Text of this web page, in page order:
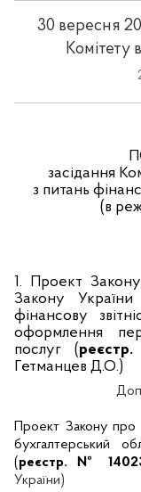
30 вересня
Комітету
засідання
з питань
(в
1. Проект
Закону
фінансову
оформлення
послуг (
Гетманцев Д.О.)
Проект Закону
бухгалтерський
(реєстр. №
України)